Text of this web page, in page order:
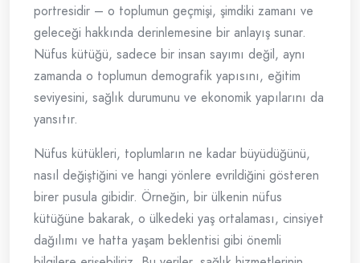
portresidir – o toplumun geçmişi, şimdiki zamanı ve
geleceği hakkında derinlemesine bir anlayış sunar.
Nüfus kütüğü, sadece bir insan sayımı değil, aynı
zamanda o toplumun demografik yapısını, eğitim
seviyesini, sağlık durumunu ve ekonomik yapılarını da
yansıtır.
Nüfus kütükleri, toplumların ne kadar büyüdüğünü,
nasıl değiştiğini ve hangi yönlere evrildiğini gösteren
birer pusula gibidir. Örneğin, bir ülkenin nüfus
kütüğüne bakarak, o ülkedeki yaş ortalaması, cinsiyet
dağılımı ve hatta yaşam beklentisi gibi önemli